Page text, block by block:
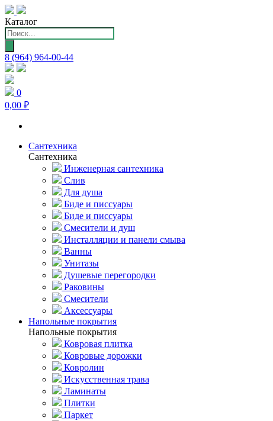
Каталог
Поиск
товаров
8 (964) 964-00-44
0
0,00 ₽
Сантехника
Сантехника
Инженерная сантехника
Слив
Для душа
Биде и писсуары
Биде и писсуары
Смесители и душ
Инсталляции и панели смыва
Ванны
Унитазы
Душевые перегородки
Раковины
Смесители
Аксессуары
Напольные покрытия
Напольные покрытия
Ковровая плитка
Ковровые дорожки
Ковролин
Искусственная трава
Ламинаты
Плитки
Паркет